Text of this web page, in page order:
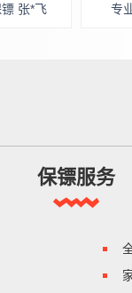
张*飞 专
保镖服务